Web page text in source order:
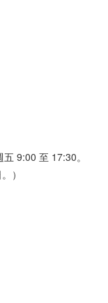
9:00 至 17:30。
）